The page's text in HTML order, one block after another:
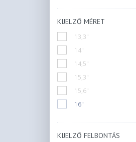
KIJELZŐ MÉRET
13,3"
14"
14,5"
15,3"
15,6"
16"
KIJELZŐ FELBONTÁS